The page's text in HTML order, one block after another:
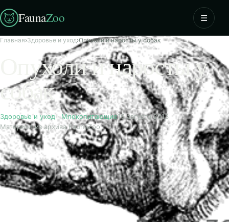
FaunaZoo ☰
Главная›Здоровье и уход›Опухоли и наросты у собак
Опухоли и наросты у
собак
Здоровье и уход·Млекопитающие19 августа 2013
Материал из архива FaunaZoo